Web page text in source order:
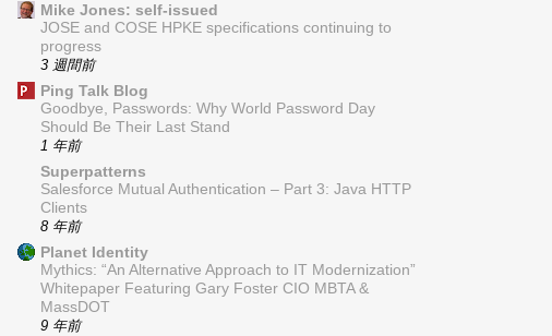
Mike Jones: self-issued
JOSE and COSE HPKE specifications continuing to
progress
3 週間前
Ping Talk Blog
Goodbye, Passwords: Why World Password Day
Should Be Their Last Stand
1 年前
Superpatterns
Salesforce Mutual Authentication – Part 3: Java HTTP
Clients
8 年前
Planet Identity
Mythics: “An Alternative Approach to IT Modernization”
Whitepaper Featuring Gary Foster CIO MBTA &
MassDOT
9 年前